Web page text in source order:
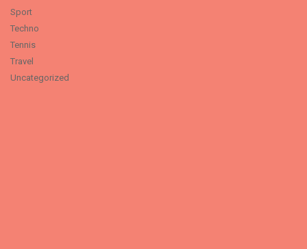
Sport
Techno
Tennis
Travel
Uncategorized